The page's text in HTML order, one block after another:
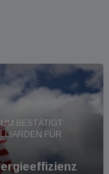
BESTÄTIGT
FÜR